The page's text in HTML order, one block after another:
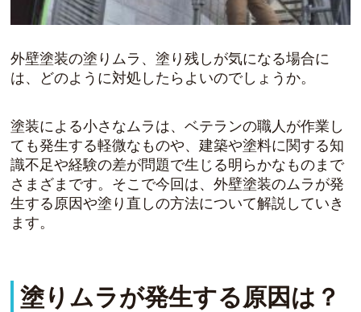
外壁塗装の塗りムラ、塗り残しが気になる場合に
は、どのように対処したらよいのでしょうか。
塗装による小さなムラは、ベテランの職人が作業し
ても発生する軽微なものや、建築や塗料に関する知
識不足や経験の差が問題で生じる明らかなものまで
さまざまです。そこで今回は、外壁塗装のムラが発
生する原因や塗り直しの方法について解説していき
ます。
塗りムラが発生する原因は？